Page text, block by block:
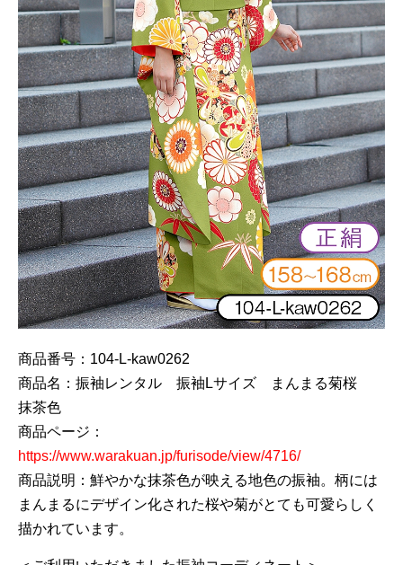
商品番号：104-L-kaw0262
商品名：振袖レンタル 振袖Lサイズ まんまる菊桜
抹茶色
商品ページ：
https://www.warakuan.jp/furisode/view/4716/
商品説明：鮮やかな抹茶色が映える地色の振袖。柄には
まんまるにデザイン化された桜や菊がとても可愛らしく
描かれています。